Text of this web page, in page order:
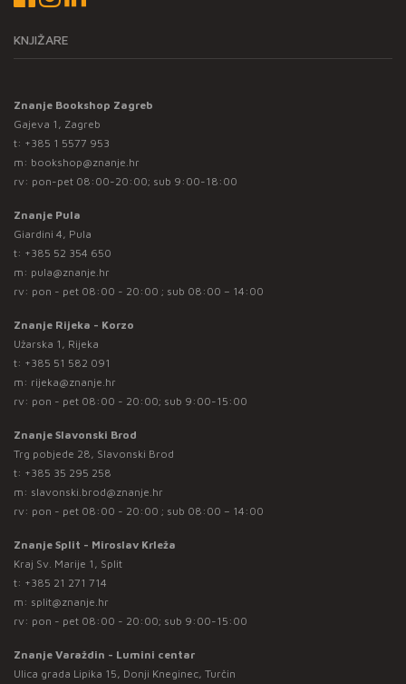
KNJIŽARE
Znanje Bookshop Zagreb
Gajeva 1, Zagreb
t: +385 1 5577 953
m: bookshop@znanje.hr
rv: pon-pet 08:00-20:00; sub 9:00-18:00
Znanje Pula
Giardini 4, Pula
t: +385 52 354 650
m: pula@znanje.hr
rv: pon - pet 08:00 - 20:00 ; sub 08:00 – 14:00
Znanje Rijeka - Korzo
Užarska 1, Rijeka
t: +385 51 582 091
m: rijeka@znanje.hr
rv: pon - pet 08:00 - 20:00; sub 9:00-15:00
Znanje Slavonski Brod
Trg pobjede 28, Slavonski Brod
t: +385 35 295 258
m: slavonski.brod@znanje.hr
rv: pon - pet 08:00 - 20:00 ; sub 08:00 – 14:00
Znanje Split - Miroslav Krleža
Kraj Sv. Marije 1, Split
t: +385 21 271 714
m: split@znanje.hr
rv: pon - pet 08:00 - 20:00; sub 9:00-15:00
Znanje Varaždin - Lumini centar
Ulica grada Lipika 15, Donji Kneginec, Turčin